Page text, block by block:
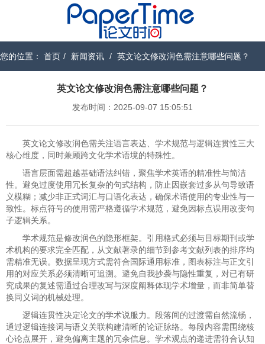
您的位置： 首页 / 新闻资讯 / 英文论文修改润色需注意哪些问题？
英文论文修改润色需注意哪些问题？
发布时间：2025-09-07 15:05:51
英文论文修改润色需关注语言表达、学术规范与逻辑连贯性三大
核心维度，同时兼顾跨文化学术语境的特殊性。
语言层面需超越基础语法纠错，聚焦学术英语的精准性与简洁
性。避免过度使用冗长复杂的句式结构，防止因嵌套过多从句导致语
义模糊；减少非正式词汇与口语化表达，确保术语使用的专业性与一
致性。标点符号的使用需严格遵循学术规范，避免因标点误用改变句
子逻辑关系。
学术规范是修改润色的隐形框架。引用格式必须与目标期刊或学
术机构的要求完全匹配，从文献著录的细节到参考文献列表的排序均
需精准无误。数据呈现方式需符合国际通用标准，图表标注与正文引
用的对应关系必须清晰可追溯。避免自我抄袭与隐性重复，对已有研
究成果的复述需通过合理改写与深度阐释体现学术增量，而非简单替
换同义词的机械处理。
逻辑连贯性决定论文的学术说服力。段落间的过渡需自然流畅，
通过逻辑连接词与语义关联构建清晰的论证脉络。每段内容需围绕核
心论点展开，避免偏离主题的冗余信息。学术观点的递进需符合认知